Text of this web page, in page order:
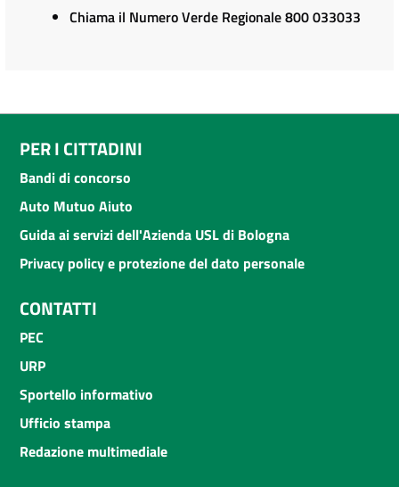
Chiama il Numero Verde Regionale 800 033033
PER I CITTADINI
Bandi di concorso
Auto Mutuo Aiuto
Guida ai servizi dell'Azienda USL di Bologna
Privacy policy e protezione del dato personale
CONTATTI
PEC
URP
Sportello informativo
Ufficio stampa
Redazione multimediale